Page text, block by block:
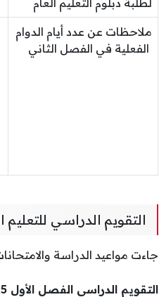
ملاحظات عن عدد أيام الدوام
الفعلية في الفصل الثاني
التقويم الدراسي
جاءت مواعيد الدراسة
التقويم الدراسي الفصل الأول 2025